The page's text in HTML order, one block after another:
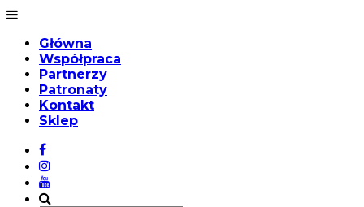
Główna
Współpraca
Partnerzy
Patronaty
Kontakt
Sklep